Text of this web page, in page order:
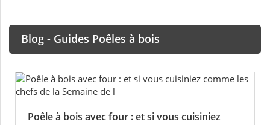
Blog - Guides Poêles à bois
Poêle à bois avec four : et si vous cuisiniez